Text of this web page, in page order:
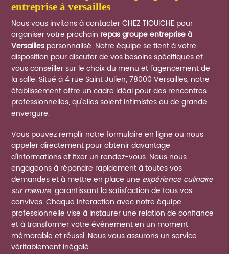
entreprise à versailles
Nous vous invitons à contacter CHEZ TIOUICHE pour
organiser votre prochain repas groupe entreprise à
Versailles personnalisé. Notre équipe se tient à votre
disposition pour discuter de vos besoins spécifiques et
vous conseiller sur le choix du menu et l'agencement de
la salle. Situé à 4 rue Saint Julien, 78000 Versailles, notre
établissement offre un cadre idéal pour des rencontres
professionnelles, qu'elles soient intimistes ou de grande
envergure.
Vous pouvez remplir notre formulaire en ligne ou nous
appeler directement pour obtenir davantage
d'informations et fixer un rendez-vous. Nous nous
engageons à répondre rapidement à toutes vos
demandes et à mettre en place une expérience culinaire
sur mesure, garantissant la satisfaction de tous vos
convives. Chaque interaction avec notre équipe
professionnelle vise à instaurer une relation de confiance
et à transformer votre événement en un moment
mémorable et réussi. Nous vous assurons un service
véritablement inégalé.